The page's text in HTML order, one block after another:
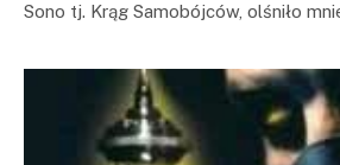
Sono tj. Krąg Samobójców, olśniło